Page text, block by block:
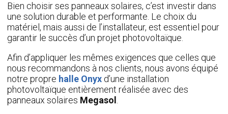
Bien choisir ses panneaux solaires, c’est investir dans
une solution durable et performante. Le choix du
matériel, mais aussi de l’installateur, est essentiel pour
garantir le succès d’un projet photovoltaïque.
Afin d’appliquer les mêmes exigences que celles que
nous recommandons à nos clients, nous avons équipé
notre propre halle Onyx d’une installation
photovoltaïque entièrement réalisée avec des
panneaux solaires Megasol